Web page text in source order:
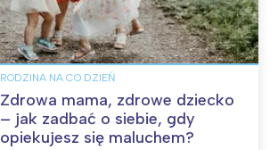
RODZINA NA CO DZIEŃ
Zdrowa mama, zdrowe dziecko
– jak zadbać o siebie, gdy
opiekujesz się maluchem?